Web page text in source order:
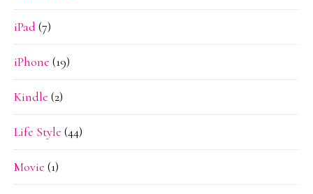
iPad(7)
iPhone (19)
Kindle (2)
Life Style (44)
Movie (1)